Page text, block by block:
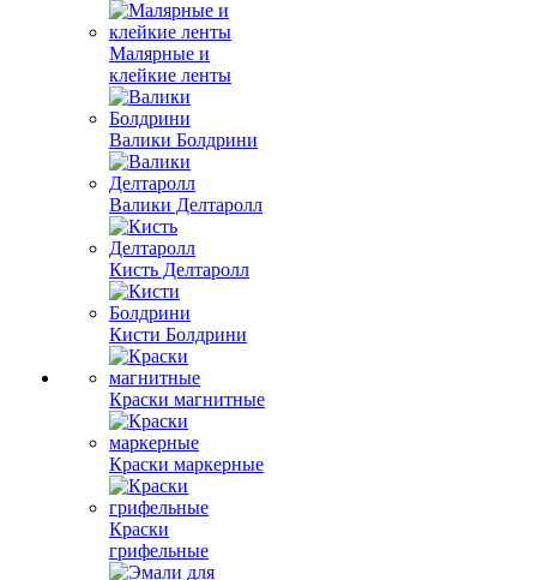
Малярные и
клейкие ленты
Валики Болдрини
Валики Делтаролл
Кисть Делтаролл
Кисти Болдрини
Краски магнитные
Краски маркерные
Краски
грифельные